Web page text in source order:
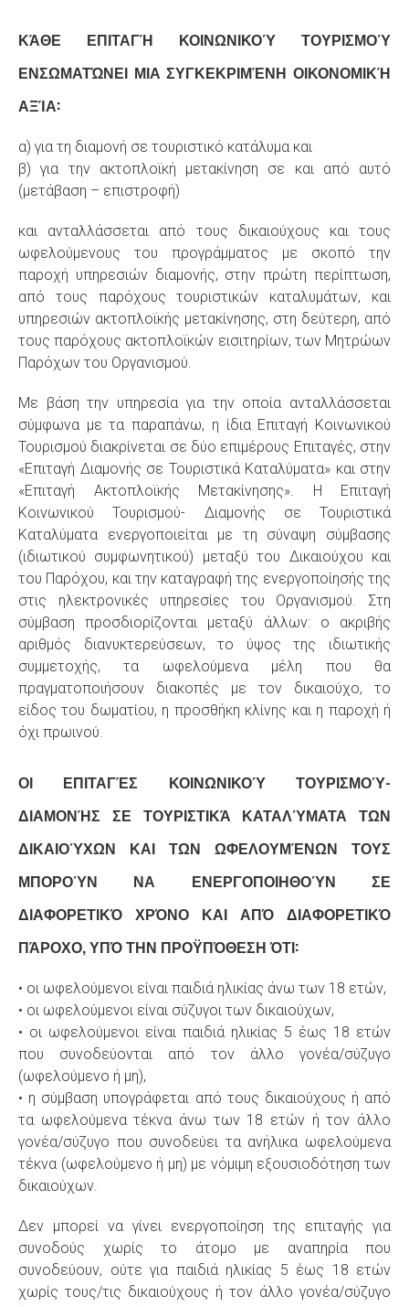
ΚΆΘΕ ΕΠΙΤΑΓΉ ΚΟΙΝΩΝΙΚΟΎ ΤΟΥΡΙΣΜΟΎ
ΕΝΣΩΜΑΤΏΝΕΙ ΜΙΑ ΣΥΓΚΕΚΡΙΜΈΝΗ ΟΙΚΟΝΟΜΙΚΉ
ΑΞΊΑ:
α) για τη διαμονή σε τουριστικό κατάλυμα και
β) για την ακτοπλοϊκή μετακίνηση σε και από αυτό
(μετάβαση – επιστροφή)
και ανταλλάσσεται από τους δικαιούχους και τους
ωφελούμενους του προγράμματος με σκοπό την
παροχή υπηρεσιών διαμονής, στην πρώτη περίπτωση,
από τους παρόχους τουριστικών καταλυμάτων, και
υπηρεσιών ακτοπλοϊκής μετακίνησης, στη δεύτερη, από
τους παρόχους ακτοπλοϊκών εισιτηρίων, των Μητρώων
Παρόχων του Οργανισμού.
Με βάση την υπηρεσία για την οποία ανταλλάσσεται
σύμφωνα με τα παραπάνω, η ίδια Επιταγή Κοινωνικού
Τουρισμού διακρίνεται σε δύο επιμέρους Επιταγές, στην
«Επιταγή Διαμονής σε Τουριστικά Καταλύματα» και στην
«Επιταγή Ακτοπλοϊκής Μετακίνησης». Η Επιταγή
Κοινωνικού Τουρισμού- Διαμονής σε Τουριστικά
Καταλύματα ενεργοποιείται με τη σύναψη σύμβασης
(ιδιωτικού συμφωνητικού) μεταξύ του Δικαιούχου και
του Παρόχου, και την καταγραφή της ενεργοποίησής της
στις ηλεκτρονικές υπηρεσίες του Οργανισμού. Στη
σύμβαση προσδιορίζονται μεταξύ άλλων: ο ακριβής
αριθμός διανυκτερεύσεων, το ύψος της ιδιωτικής
συμμετοχής, τα ωφελούμενα μέλη που θα
πραγματοποιήσουν διακοπές με τον δικαιούχο, το
είδος του δωματίου, η προσθήκη κλίνης και η παροχή ή
όχι πρωινού.
ΟΙ ΕΠΙΤΑΓΈΣ ΚΟΙΝΩΝΙΚΟΎ ΤΟΥΡΙΣΜΟΎ-
ΔΙΑΜΟΝΉΣ ΣΕ ΤΟΥΡΙΣΤΙΚΆ ΚΑΤΑΛΎΜΑΤΑ ΤΩΝ
ΔΙΚΑΙΟΎΧΩΝ ΚΑΙ ΤΩΝ ΩΦΕΛΟΥΜΈΝΩΝ ΤΟΥΣ
ΜΠΟΡΟΎΝ ΝΑ ΕΝΕΡΓΟΠΟΙΗΘΟΎΝ ΣΕ
ΔΙΑΦΟΡΕΤΙΚΌ ΧΡΌΝΟ ΚΑΙ ΑΠΌ ΔΙΑΦΟΡΕΤΙΚΌ
ΠΆΡΟΧΟ, ΥΠΌ ΤΗΝ ΠΡΟΫΠΌΘΕΣΗ ΌΤΙ:
• οι ωφελούμενοι είναι παιδιά ηλικίας άνω των 18 ετών,
• οι ωφελούμενοι είναι σύζυγοι των δικαιούχων,
• οι ωφελούμενοι είναι παιδιά ηλικίας 5 έως 18 ετών
που συνοδεύονται από τον άλλο γονέα/σύζυγο
(ωφελούμενο ή μη),
• η σύμβαση υπογράφεται από τους δικαιούχους ή από
τα ωφελούμενα τέκνα άνω των 18 ετών ή τον άλλο
γονέα/σύζυγο που συνοδεύει τα ανήλικα ωφελούμενα
τέκνα (ωφελούμενο ή μη) με νόμιμη εξουσιοδότηση των
δικαιούχων.
Δεν μπορεί να γίνει ενεργοποίηση της επιταγής για
συνοδούς χωρίς το άτομο με αναπηρία που
συνοδεύουν, ούτε για παιδιά ηλικίας 5 έως 18 ετών
χωρίς τους/τις δικαιούχους ή τον άλλο γονέα/σύζυγο